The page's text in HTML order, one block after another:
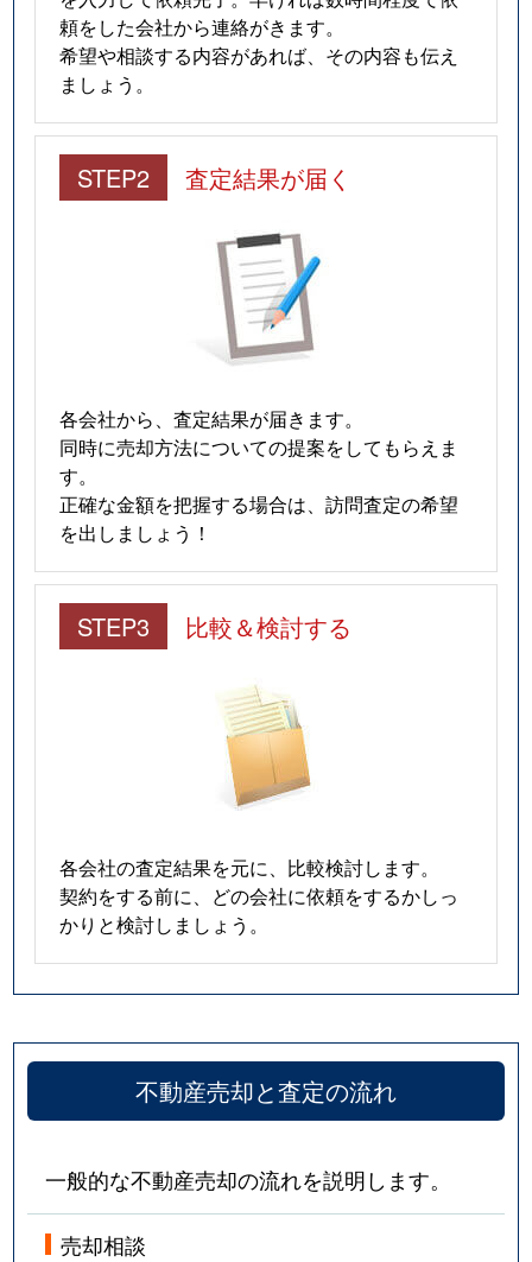
頼をした会社から連絡がきます。
希望や相談する内容があれば、その内容も伝え
ましょう。
STEP2 査定結果が届く
各会社から、査定結果が届きます。
同時に売却方法についての提案をしてもらえま
す。
正確な金額を把握する場合は、訪問査定の希望
を出しましょう！
STEP3 比較＆検討する
各会社の査定結果を元に、比較検討します。
契約をする前に、どの会社に依頼をするかしっ
かりと検討しましょう。
不動産売却と査定の流れ
一般的な不動産売却の流れを説明します。
売却相談